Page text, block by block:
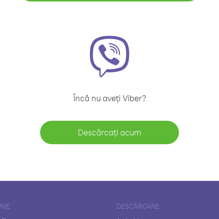
Încă nu aveți Viber?
Descărcați acum
DESCĂRCARE